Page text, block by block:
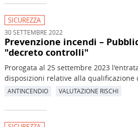
SICUREZZA
30 SETTEMBRE 2022
Prevenzione incendi –
"decreto controlli"
Prorogata al 25 settembre 2023
disposizioni relative alla
ANTINCENDIO VALUTAZIONE RISCHI